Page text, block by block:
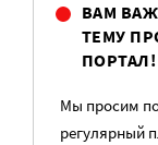
ВАМ
ТЕМУ
ПОРТАЛ!
Мы просим
регулярный